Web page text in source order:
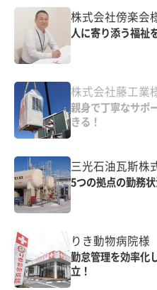
株式会社傍楽会
人に寄り添う福祉
株式会社藤工業
親身で丁寧なサポ
きる！
三光石油瓦斯株
5つの拠点の勤務
りき動物病院様
勤怠管理を効率化
立！